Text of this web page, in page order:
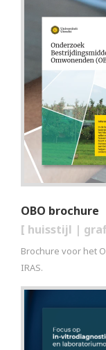
OBO brochure
[ huisstijl |
Brochure voor het
IRAS.